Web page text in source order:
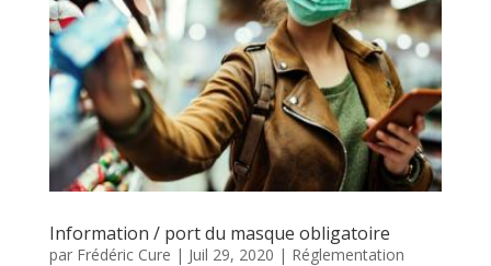
Information / port du masque obligatoire
par Frédéric Cure | Juil 29, 2020 | Réglementation